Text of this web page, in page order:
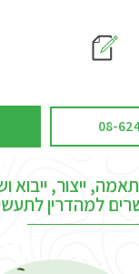
08-
ייצור, ייבוא
למהדרין